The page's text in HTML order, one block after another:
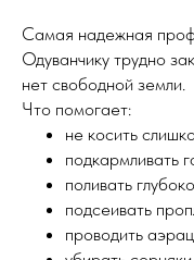
Самая надежная
Одуванчику трудно
нет свободной земли.
Что помогает:
не косить
подкармливать
поливать
подсеивать
проводить